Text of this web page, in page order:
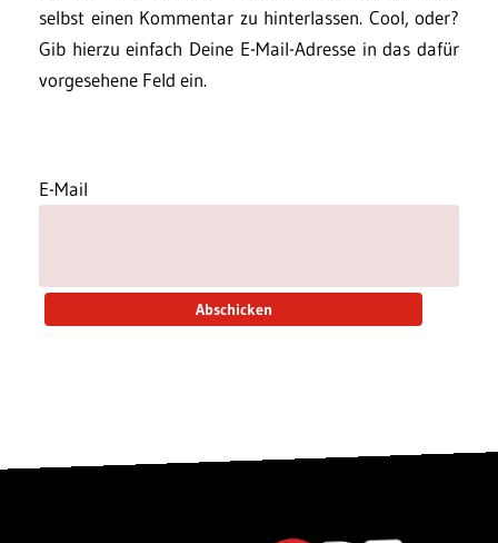
selbst einen Kommentar zu hinterlassen. Cool, oder?
Gib hierzu einfach Deine E-Mail-Adresse in das dafür
vorgesehene Feld ein.
E-Mail